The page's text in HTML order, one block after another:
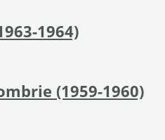
1964)
(1959-1960)